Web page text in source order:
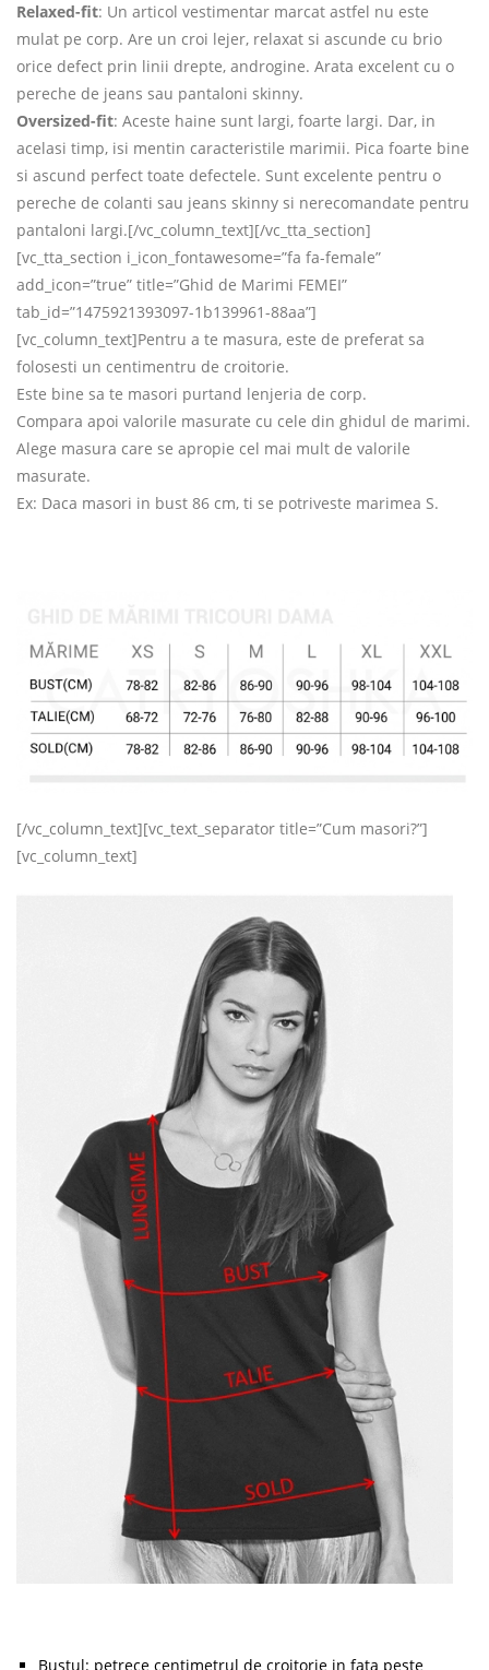
Relaxed-fit: Un articol vestimentar marcat astfel nu este
mulat pe corp. Are un croi lejer, relaxat si ascunde cu brio
orice defect prin linii drepte, androgine. Arata excelent cu o
pereche de jeans sau pantaloni skinny.
Oversized-fit: Aceste haine sunt largi, foarte largi. Dar, in
acelasi timp, isi mentin caracteristile marimii. Pica foarte bine
si ascund perfect toate defectele. Sunt excelente pentru o
pereche de colanti sau jeans skinny si nerecomandate pentru
pantaloni largi.[/vc_column_text][/vc_tta_section]
[vc_tta_section i_icon_fontawesome=”fa fa-female”
add_icon=”true” title=”Ghid de Marimi FEMEI”
tab_id=”1475921393097-1b139961-88aa”]
[vc_column_text]Pentru a te masura, este de preferat sa
folosesti un centimentru de croitorie.
Este bine sa te masori purtand lenjeria de corp.
Compara apoi valorile masurate cu cele din ghidul de marimi.
Alege masura care se apropie cel mai mult de valorile
masurate.
Ex: Daca masori in bust 86 cm, ti se potriveste marimea S.
[/vc_column_text][vc_text_separator title=”Cum masori?”]
[vc_column_text]
Bustul: petrece centimetrul de croitorie in fata peste